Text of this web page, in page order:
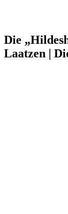
Die
Laatzen |